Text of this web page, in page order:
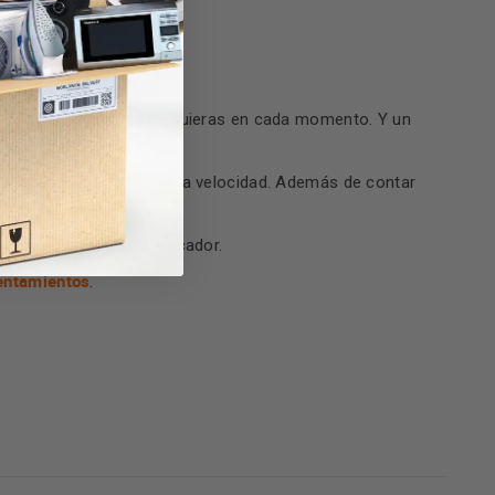
los peinados que quieras en cada momento. Y un
potencia
para ajustar la velocidad. Además de contar
rendimiento del secador.
.